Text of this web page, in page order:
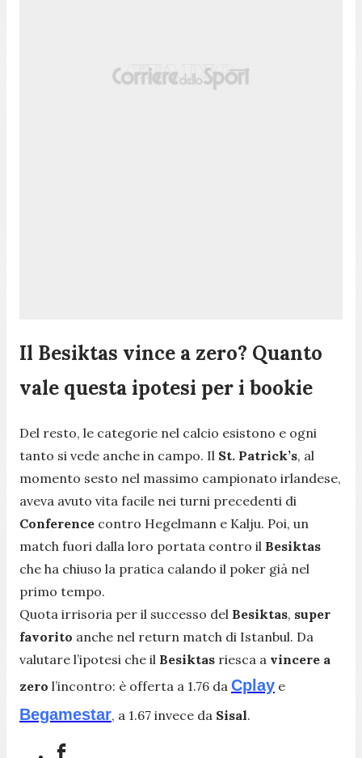
Il Besiktas vince a zero? Quanto
vale questa ipotesi per i bookie
Del resto, le categorie nel calcio esistono e ogni
tanto si vede anche in campo. Il St. Patrick’s, al
momento sesto nel massimo campionato irlandese,
aveva avuto vita facile nei turni precedenti di
Conference contro Hegelmann e Kalju. Poi, un
match fuori dalla loro portata contro il Besiktas
che ha chiuso la pratica calando il poker già nel
primo tempo.
Quota irrisoria per il successo del Besiktas, super
favorito anche nel return match di Istanbul. Da
valutare l’ipotesi che il Besiktas riesca a vincere a
zero l’incontro: è offerta a 1.76 da Cplay e
Begamestar, a 1.67 invece da Sisal.